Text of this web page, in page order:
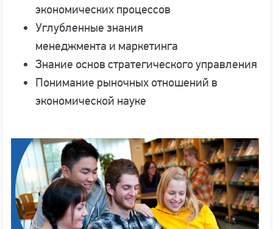
экономических процессов
Углубленные знания
менеджмента и маркетинга
Знание основ стратегического управления
Понимание рыночных отношений в
экономической науке